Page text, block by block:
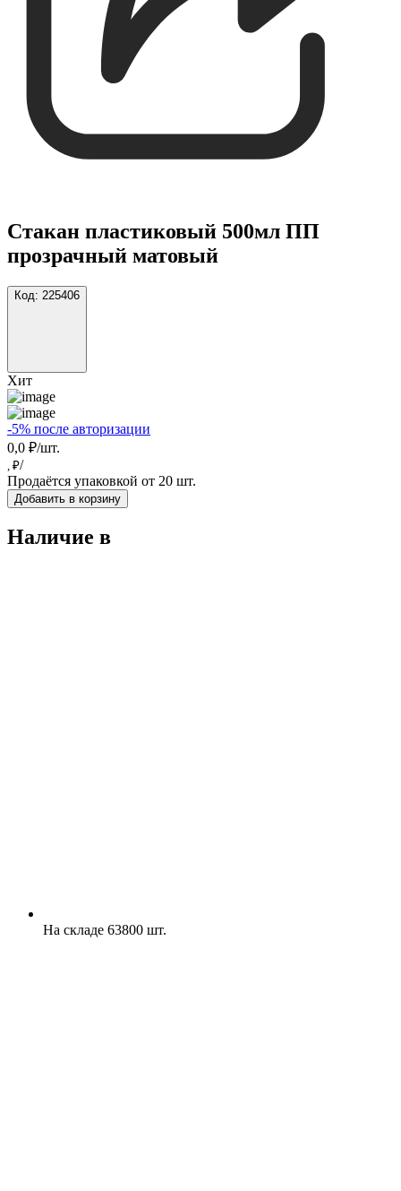
Стакан пластиковый 500мл ПП
прозрачный матовый
Код: 225406
Хит
-5% после авторизации
0,0 ₽/шт.
, ₽/
Продаётся упаковкой от 20 шт.
Добавить в корзину
Наличие в
На складе 63800 шт.